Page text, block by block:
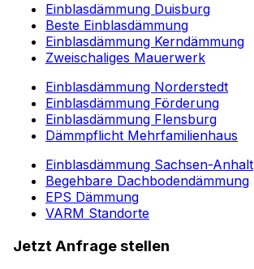
Einblasdämmung Duisburg
Beste Einblasdämmung
Einblasdämmung Kerndämmung
Zweischaliges Mauerwerk
Einblasdämmung Norderstedt
Einblasdämmung Förderung
Einblasdämmung Flensburg
Dämmpflicht Mehrfamilienhaus
Einblasdämmung Sachsen-Anhalt
Begehbare Dachbodendämmung
EPS Dämmung
VARM Standorte
Jetzt Anfrage stellen